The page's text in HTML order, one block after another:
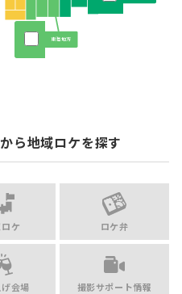
東海地方
ら地域ロケを探す
ケ ロケ弁
会場 撮影サポート情報